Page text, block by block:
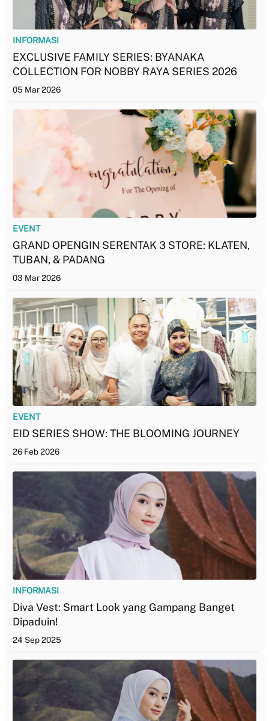
INFORMASI
EXCLUSIVE FAMILY SERIES: BYANAKA
COLLECTION FOR NOBBY RAYA SERIES 2026
05 Mar 2026
EVENT
GRAND OPENGIN SERENTAK 3 STORE: KLATEN,
TUBAN, & PADANG
03 Mar 2026
EVENT
EID SERIES SHOW: THE BLOOMING JOURNEY
26 Feb 2026
INFORMASI
Diva Vest: Smart Look yang Gampang Banget
Dipaduin!
24 Sep 2025